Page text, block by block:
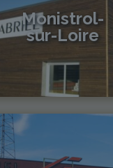
Monistrol-
sur-Loire
monistrol@gabriel-sa.fr